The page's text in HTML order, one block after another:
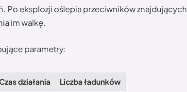
Po eksplozji oślepia przeciwników znajdujących
im walkę.
parametry:
działania
Liczba ładunków